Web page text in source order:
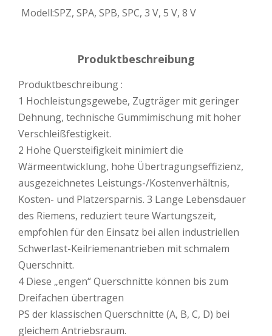
Modell:SPZ, SPA, SPB, SPC, 3 V, 5 V, 8 V
Produktbeschreibung
Produktbeschreibung :
1 Hochleistungsgewebe, Zugträger mit geringer
Dehnung, technische Gummimischung mit hoher
Verschleißfestigkeit.
2 Hohe Quersteifigkeit minimiert die
Wärmeentwicklung, hohe Übertragungseffizienz,
ausgezeichnetes Leistungs-/Kostenverhältnis,
Kosten- und Platzersparnis. 3 Lange Lebensdauer
des Riemens, reduziert teure Wartungszeit,
empfohlen für den Einsatz bei allen industriellen
Schwerlast-Keilriemenantrieben mit schmalem
Querschnitt.
4 Diese „engen“ Querschnitte können bis zum
Dreifachen übertragen
PS der klassischen Querschnitte (A, B, C, D) bei
gleichem Antriebsraum.